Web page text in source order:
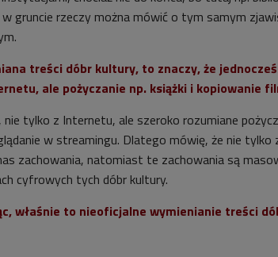
gruncie rzeczy można mówić o tym samym
treści dóbr kultury, to znaczy, że
ale pożyczanie np. książki i kopiowanie
nie tylko z Internetu, ale szeroko rozumiane
w streamingu. Dlatego mówię, że nie tylko
zachowania, natomiast te zachowania są
cyfrowych tych dóbr kultury.
właśnie to nieoficjalne wymienianie treści